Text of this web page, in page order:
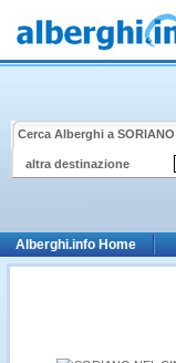
Cerca Alberghi a
altra destinazione
Alberghi.info Home